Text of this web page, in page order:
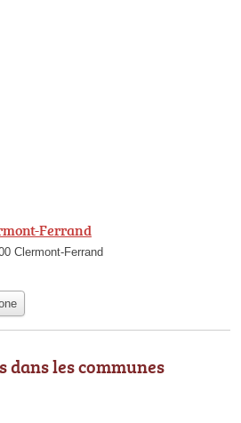
Ferrand
Clermont-Ferrand
les communes